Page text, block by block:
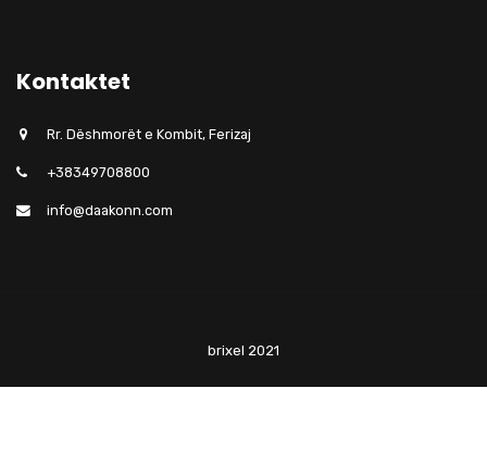
Kontaktet
Rr. Dëshmorët e Kombit, Ferizaj
+38349708800
info@daakonn.com
brixel 2021